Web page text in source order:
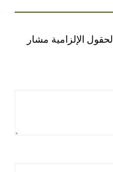
الحقول الإلزامية مشار